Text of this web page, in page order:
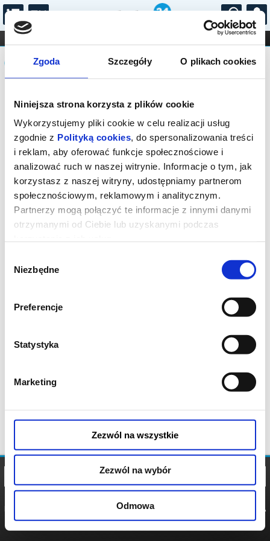
Zgoda Szczegóły O plikach cookies
Niniejsza strona korzysta z plików cookie
Wykorzystujemy pliki cookie w celu realizacji usług
zgodnie z Polityką cookies, do spersonalizowania treści
i reklam, aby oferować funkcje społecznościowe i
analizować ruch w naszej witrynie. Informacje o tym, jak
korzystasz z naszej witryny, udostępniamy partnerom
społecznościowym, reklamowym i analitycznym.
Partnerzy mogą połączyć te informacje z innymi danymi
otrzymanymi od Ciebie lub uzyskanymi podczas
zgody
Niezbędne
Preferencje
Statystyka
Marketing
Zezwól na wszystkie
Zezwól na wybór
Odmowa
...
FILHARMONIA OPERA I BALET
STAND-UP
DLA DZIECI
Komunikat
Sprzedaż biletów on-line na wydarzenie
została zakończona.
POLITYKA
POLITYKA